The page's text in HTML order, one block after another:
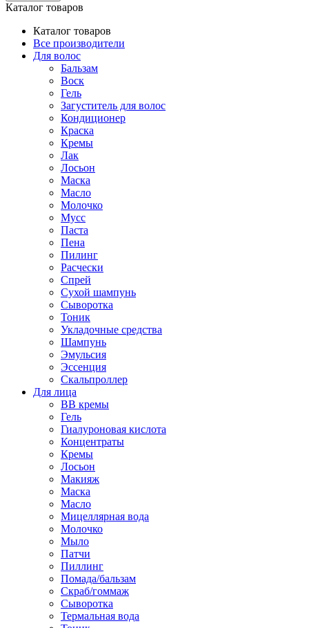
Каталог товаров
Каталог товаров
Все производители
Для волос
Бальзам
Воск
Гель
Загуститель для волос
Кондиционер
Краска
Кремы
Лак
Лосьон
Маска
Масло
Молочко
Мусс
Паста
Пена
Пилинг
Расчески
Спрей
Сухой шампунь
Сыворотка
Тоник
Укладочные средства
Шампунь
Эмульсия
Эссенция
Скальпроллер
Для лица
BB кремы
Гель
Гиалуроновая кислота
Концентраты
Кремы
Лосьон
Макияж
Маска
Масло
Мицеллярная вода
Молочко
Мыло
Патчи
Пиллинг
Помада/бальзам
Скраб/гоммаж
Сыворотка
Термальная вода